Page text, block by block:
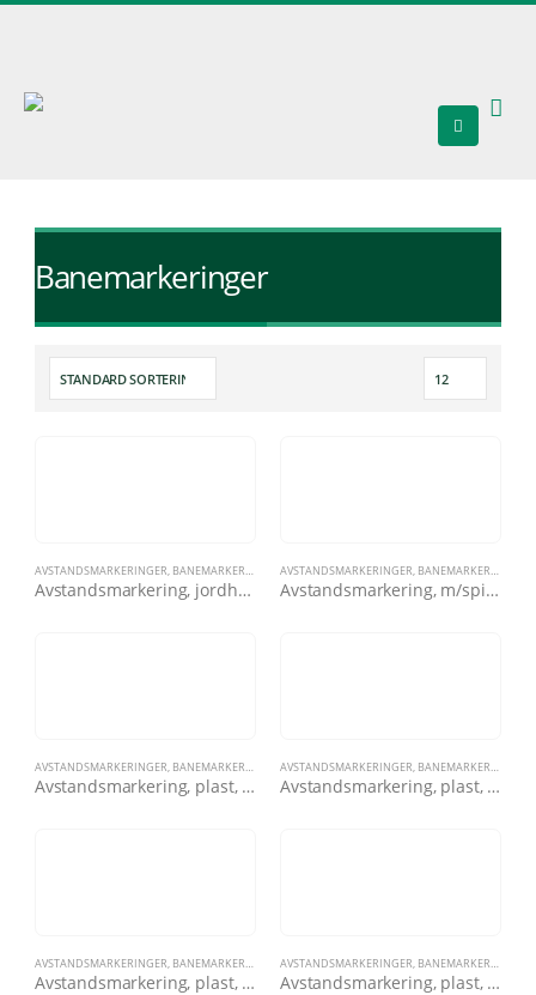
Banemarkeringer
AVSTANDSMARKERINGER, BANEMARKERINGER ,BANEN
Avstandsmarkering, jordhylse
AVSTANDSMARKERINGER, BANEMARKERINGER
Avstandsmarkering, m/spike, Green Line, gul
AVSTANDSMARKERINGER, BANEMARKERINGER ,BANEN
Avstandsmarkering, plast, 100, hvit/rød
AVSTANDSMARKERINGER, BANEMARKERINGER
Avstandsmarkering, plast, 150, gul/svart
AVSTANDSMARKERINGER, BANEMARKERINGER ,BANEN
Avstandsmarkering, plast, 150, hvit/svart
AVSTANDSMARKERINGER, BANEMARKERINGER
Avstandsmarkering, plast, 200, hvit/blå